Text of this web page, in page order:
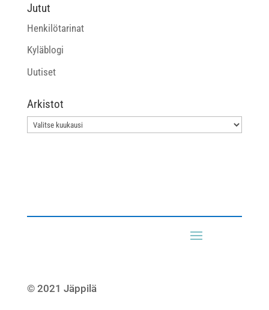
Jutut
Henkilötarinat
Kyläblogi
Uutiset
Arkistot
Arkistot
© 2021 Jäppilä